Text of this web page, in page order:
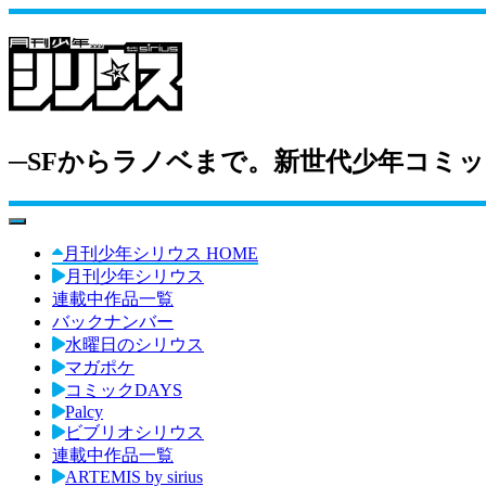
─SFからラノベまで。新世代少年コミ
toggle navigation
月刊少年シリウス HOME
月刊少年シリウス
連載中作品一覧
バックナンバー
水曜日のシリウス
マガポケ
コミックDAYS
Palcy
ビブリオシリウス
連載中作品一覧
ARTEMIS by sirius